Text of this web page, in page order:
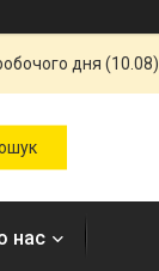
дня (10.08).
нас